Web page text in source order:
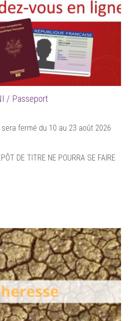
/ Passeport
fermé du 10 au 23 août 2026
DE TITRE NE POURRA SE FAIRE